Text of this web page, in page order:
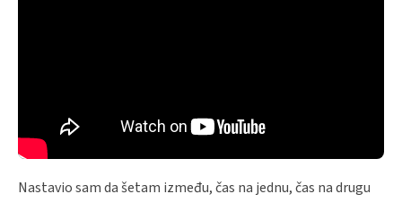
Nastavio sam da šetam između, čas na jednu, čas na drugu